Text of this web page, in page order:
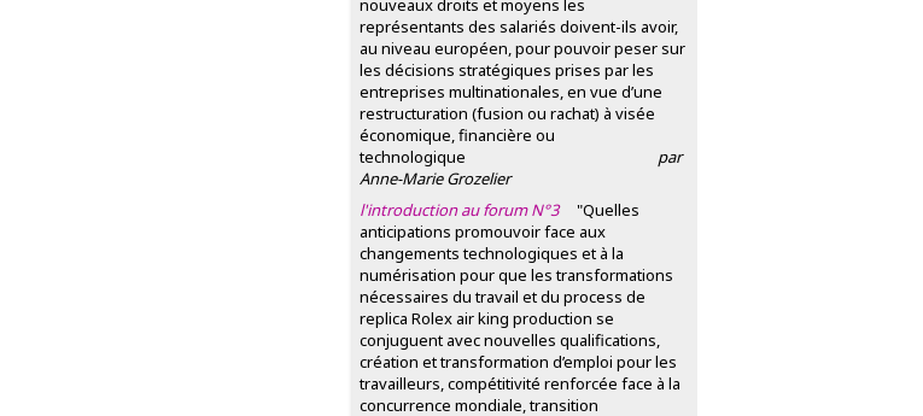
nouveaux droits et moyens les
représentants des salariés doivent-ils avoir,
au niveau européen, pour pouvoir peser sur
les décisions stratégiques prises par les
entreprises multinationales, en vue d’une
restructuration (fusion ou rachat) à visée
économique, financière ou
technologique par
Anne-Marie Grozelier
l'introduction au forum N°3
"Quelles
anticipations promouvoir face aux
changements technologiques et à la
numérisation pour que les transformations
nécessaires du travail et du process de
replica Rolex air king production se
conjuguent avec nouvelles qualifications,
création et transformation d’emploi pour les
travailleurs, compétitivité renforcée face à la
concurrence mondiale, transition